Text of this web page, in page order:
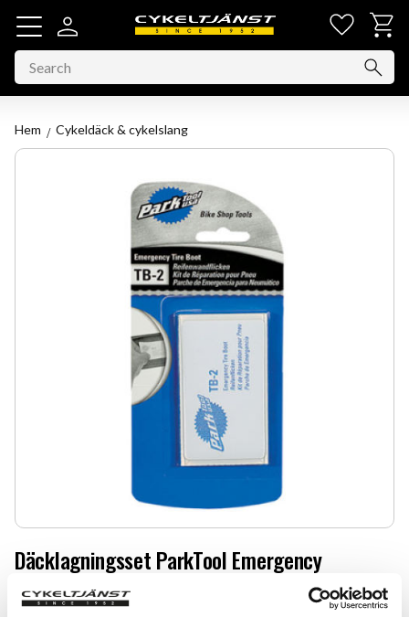
Menu
Basket
Hem Cykeldäck & cykelslang
Däcklagningsset ParkTool Emergency
Däcklagningsset ParkTool Emergency